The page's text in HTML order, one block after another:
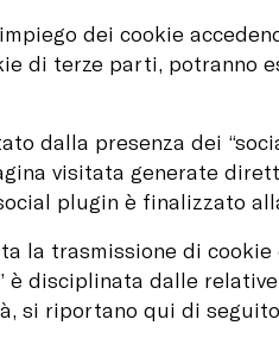
dei cookie
di terze parti,
dalla presenza dei
visitata generate
plugin è finalizzato
la trasmissione di
è disciplinata dalle
si riportano qui di